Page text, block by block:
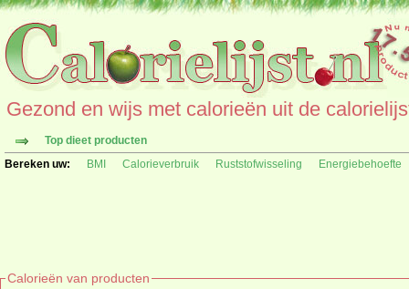
Gezond en wijs met calorieën uit de
Top dieet producten
Bereken uw:
BMI Calorieverbruik Ruststofwisseling Energiebehoefte
Calorieën van producten